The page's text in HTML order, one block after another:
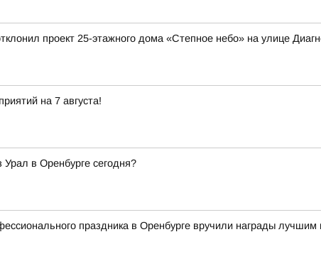
проект 25-этажного дома «Степное небо» на улице
на 7 августа!
в Оренбурге сегодня?
праздника в Оренбурге вручили награды